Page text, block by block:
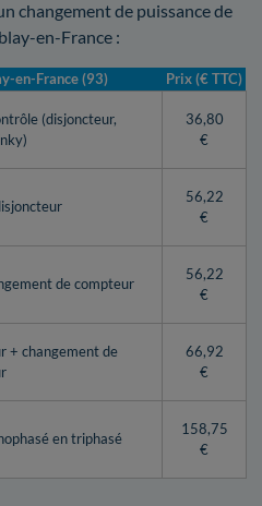
changement de puissance de
en-France :
en-France (93) Prix (€ TTC)
(disjoncteur,
36,80
€
56,22
€
de compteur
56,22
€
+ changement de
66,92
€
en triphasé
158,75
€